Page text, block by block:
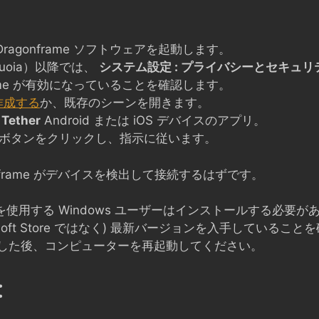
ソフトウェアを起動します。
）以降では、 システム設定 : プライバシーとセキュ
が有効になっていることを確認します。
するか、既存のシーンを開きます。
Tether Android または iOS デバイスのアプリ。
タンをクリックし、指示に従います。
がデバイスを検出して接続するはずです。
使用する Windows ユーザーはインストールする必要が
Store ではなく) 最新バージョンを入手していること
後、コンピューターを再起動してください。